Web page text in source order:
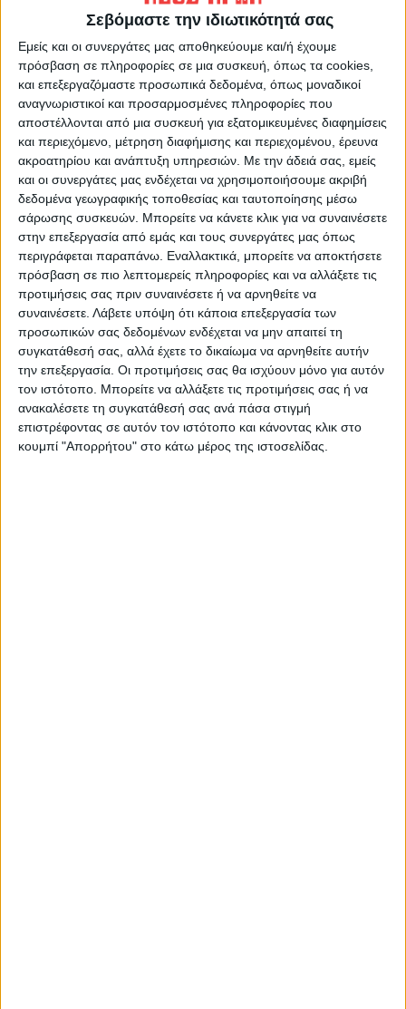
Σεβόμαστε την ιδιωτικότητά σας
Εμείς και οι συνεργάτες μας αποθηκεύουμε και/ή έχουμε
πρόσβαση σε πληροφορίες σε μια συσκευή, όπως τα cookies,
και επεξεργαζόμαστε προσωπικά δεδομένα, όπως μοναδικοί
αναγνωριστικοί και προσαρμοσμένες πληροφορίες που
αποστέλλονται από μια συσκευή για εξατομικευμένες διαφημίσεις
και περιεχόμενο, μέτρηση διαφήμισης και περιεχομένου, έρευνα
ακροατηρίου και ανάπτυξη υπηρεσιών. Με την άδειά σας, εμείς
και οι συνεργάτες μας ενδέχεται να χρησιμοποιήσουμε ακριβή
δεδομένα γεωγραφικής τοποθεσίας και ταυτοποίησης μέσω
σάρωσης συσκευών. Μπορείτε να κάνετε κλικ για να συναινέσετε
στην επεξεργασία από εμάς και τους συνεργάτες μας όπως
περιγράφεται παραπάνω. Εναλλακτικά, μπορείτε να αποκτήσετε
πρόσβαση σε πιο λεπτομερείς πληροφορίες και να αλλάξετε τις
προτιμήσεις σας πριν συναινέσετε ή να αρνηθείτε να
συναινέσετε. Λάβετε υπόψη ότι κάποια επεξεργασία των
προσωπικών σας δεδομένων ενδέχεται να μην απαιτεί τη
συγκατάθεσή σας, αλλά έχετε το δικαίωμα να αρνηθείτε αυτήν
την επεξεργασία. Οι προτιμήσεις σας θα ισχύουν μόνο για αυτόν
τον ιστότοπο. Μπορείτε να αλλάξετε τις προτιμήσεις σας ή να
ανακαλέσετε τη συγκατάθεσή σας ανά πάσα στιγμή
επιστρέφοντας σε αυτόν τον ιστότοπο και κάνοντας κλικ στο
κουμπί "Απορρήτου" στο κάτω μέρος της ιστοσελίδας.
μαγνητικού πεδίου που περικυκλώνουν τον
πλανήτη μεταξύ αυτών. Ωστόσο το
μαγνητικό πεδίο του πυρήνα δεν είναι
πλήρως ευθυγραμμισμένο, ούτε είναι
απόλυτα σταθερό, καθώς προκύπτει από
τον εξώτερο πυρήνα της Γης, ο οποίος είναι
τηγμένος, πλούσιος σε σίδηρο και εν κινήσει
σε βάθος χιλιάδων χιλιομέτρων κάτω από
την επιφάνεια. Τα μέταλλα αυτά
λειτουργούν ως μια τεράστια γεννήτρια
(γεω-δυναμό) δημιουργώντας ηλεκτρικά
ρεύματα που παράγουν το μαγνητικό πεδίο.